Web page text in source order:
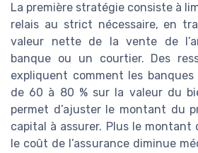
La première stratégie consiste à
relais au strict nécessaire, en
valeur nette de la vente de
banque ou un courtier. Des
expliquent comment les
de 60 à 80 % sur la valeur du
permet d’ajuster le montant du
capital à assurer. Plus le montant
le coût de l’assurance diminue